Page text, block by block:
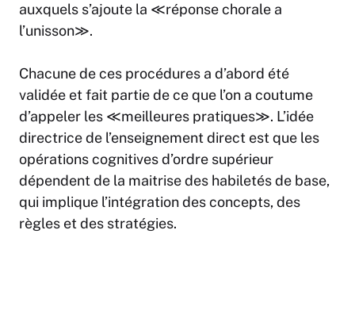
auxquels s’ajoute la ≪réponse chorale a
l’unisson≫.
Chacune de ces procédures a d’abord été
validée et fait partie de ce que l’on a coutume
d’appeler les ≪meilleures pratiques≫. L’idée
directrice de l’enseignement direct est que les
opérations cognitives d’ordre supérieur
dépendent de la maitrise des habiletés de base,
qui implique l’intégration des concepts, des
règles et des stratégies.